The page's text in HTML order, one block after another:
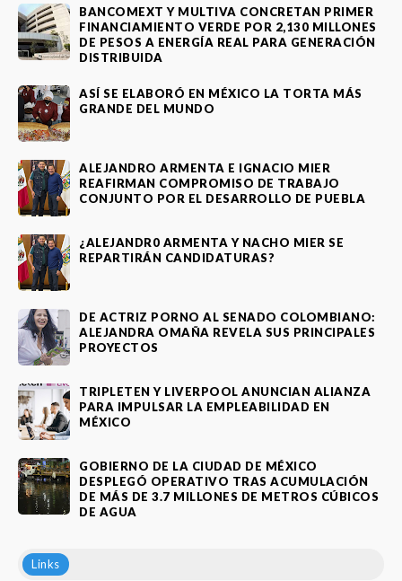
BANCOMEXT Y MULTIVA CONCRETAN PRIMER
FINANCIAMIENTO VERDE POR 2,130 MILLONES
DE PESOS A ENERGÍA REAL PARA GENERACIÓN
DISTRIBUIDA
ASÍ SE ELABORÓ EN MÉXICO LA TORTA MÁS
GRANDE DEL MUNDO
ALEJANDRO ARMENTA E IGNACIO MIER
REAFIRMAN COMPROMISO DE TRABAJO
CONJUNTO POR EL DESARROLLO DE PUEBLA
¿ALEJANDR0 ARMENTA Y NACHO MIER SE
REPARTIRÁN CANDIDATURAS?
DE ACTRIZ PORNO AL SENADO COLOMBIANO:
ALEJANDRA OMAÑA REVELA SUS PRINCIPALES
PROYECTOS
TRIPLETEN Y LIVERPOOL ANUNCIAN ALIANZA
PARA IMPULSAR LA EMPLEABILIDAD EN
MÉXICO
GOBIERNO DE LA CIUDAD DE MÉXICO
DESPLEGÓ OPERATIVO TRAS ACUMULACIÓN
DE MÁS DE 3.7 MILLONES DE METROS CÚBICOS
DE AGUA
Links